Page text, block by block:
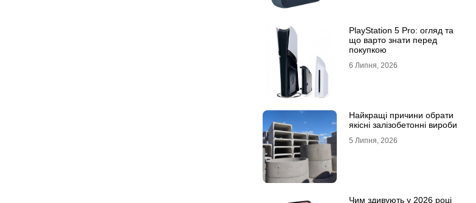
PlayStation 5 Pro: огляд та
що варто знати перед
покупкою
6 Липня, 2026
Найкращі причини обрати
якісні залізобетонні вироби
5 Липня, 2026
Чим здивують у 2026 році